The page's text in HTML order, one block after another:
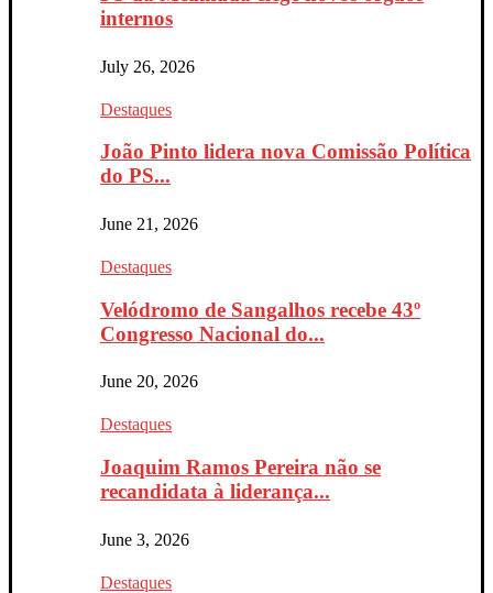
internos
July 26, 2026
Destaques
João Pinto lidera nova Comissão Política
do PS...
June 21, 2026
Destaques
Velódromo de Sangalhos recebe 43º
Congresso Nacional do...
June 20, 2026
Destaques
Joaquim Ramos Pereira não se
recandidata à liderança...
June 3, 2026
Destaques